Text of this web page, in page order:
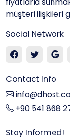
fiyatlarla
müşteri ilişkileri
Social Network
Contact Info
+90 541 868
Stay Informed!